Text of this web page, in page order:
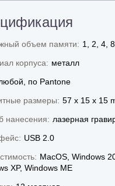
объем памяти: 1, 2, 4,
корпуса: металл
по Pantone
размеры: 57 x 15 x 15
нанесения: лазерная
USB 2.0
MacOS, Windows
XP, Windows МЕ